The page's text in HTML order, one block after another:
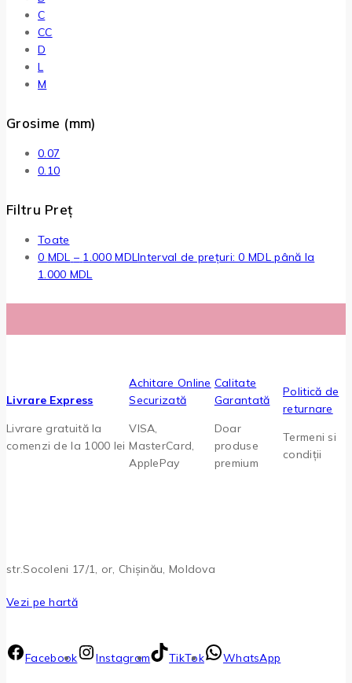
C
CC
D
L
M
Grosime (mm)
0.07
0.10
Filtru Preț
Toate
0 MDL – 1.000MDLInterval de prețuri: 0 MDL până la
1.000 MDL
Livrare Express
Livrare gratuită la
comenzi de la 1000 lei
Achitare Online
Securizată
VISA,
MasterCard,
ApplePay
Calitate
Garantată
Doar
produse
premium
Politică de
returnare
Termeni si
condiții
str.Socoleni 17/1, or, Chișinău, Moldova
Vezi pe hartă
Facebook Instagram TikTok WhatsApp